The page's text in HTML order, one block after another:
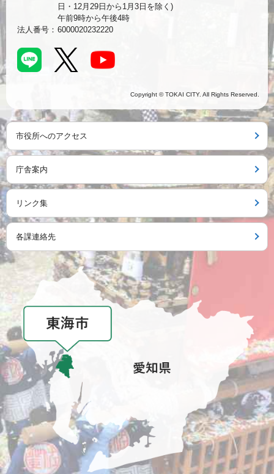
日・12月29日から1月3日を除く)
午前9時から午後4時
法人番号： 6000020232220
Copyright © TOKAI CITY. All Rights Reserved.
市役所へのアクセス
庁舎案内
リンク集
各課連絡先